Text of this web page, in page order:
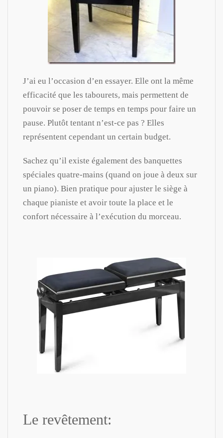
J’ai eu l’occasion d’en essayer. Elle ont la même
efficacité que les tabourets, mais permettent de
pouvoir se poser de temps en temps pour faire un
pause. Plutôt tentant n’est-ce pas ? Elles
représentent cependant un certain budget.
Sachez qu’il existe également des banquettes
spéciales quatre-mains (quand on joue à deux sur
un piano). Bien pratique pour ajuster le siège à
chaque pianiste et avoir toute la place et le
confort nécessaire à l’exécution du morceau.
Le revêtement: